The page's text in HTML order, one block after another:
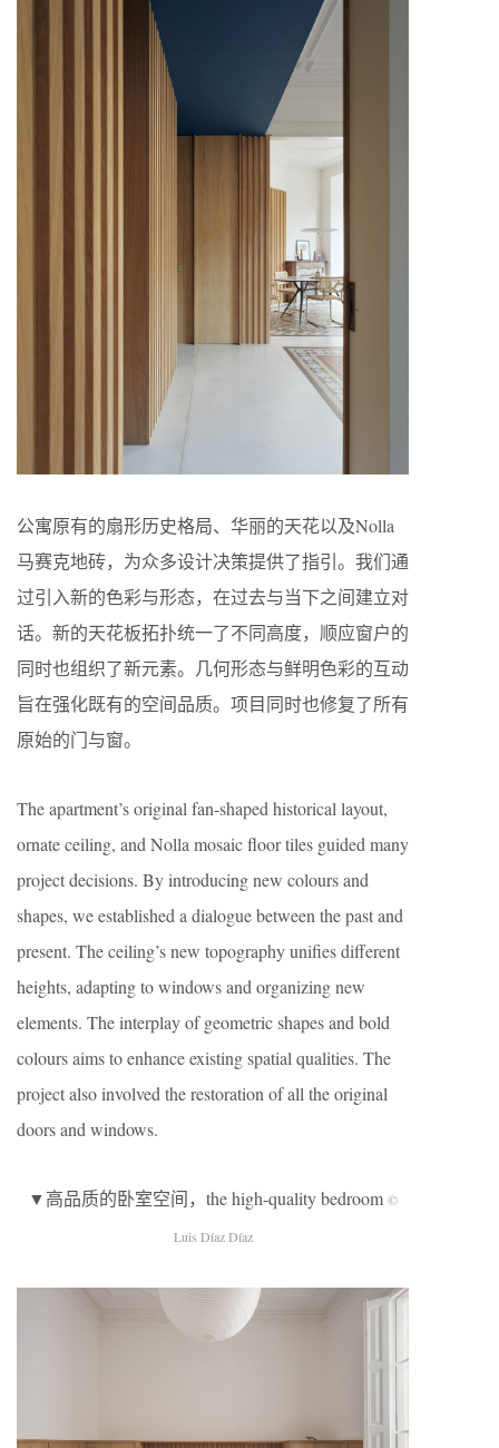
公寓原有的扇形历史格局、华丽的天花以及Nolla
马赛克地砖，为众多设计决策提供了指引。我们通
过引入新的色彩与形态，在过去与当下之间建立对
话。新的天花板拓扑统一了不同高度，顺应窗户的
同时也组织了新元素。几何形态与鲜明色彩的互动
旨在强化既有的空间品质。项目同时也修复了所有
原始的门与窗。
The apartment’s original fan-shaped historical layout,
ornate ceiling, and Nolla mosaic floor tiles guided many
project decisions. By introducing new colours and
shapes, we established a dialogue between the past and
present. The ceiling’s new topography unifies different
heights, adapting to windows and organizing new
elements. The interplay of geometric shapes and bold
colours aims to enhance existing spatial qualities. The
project also involved the restoration of all the original
doors and windows.
▼高品质的卧室空间，the high-quality bedroom ©
Luis Díaz Díaz